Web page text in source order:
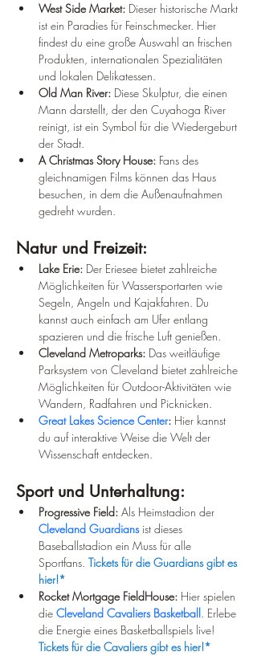
West Side Market: Dieser historische Markt
ist ein Paradies für Feinschmecker. Hier
findest du eine große Auswahl an frischen
Produkten, internationalen Spezialitäten
und lokalen Delikatessen.
Old Man River: Diese Skulptur, die einen
Mann darstellt, der den Cuyahoga River
reinigt, ist ein Symbol für die Wiedergeburt
der Stadt.
A Christmas Story House: Fans des
gleichnamigen Films können das Haus
besuchen, in dem die Außenaufnahmen
gedreht wurden.
Natur und Freizeit:
Lake Erie: Der Eriesee bietet zahlreiche
Möglichkeiten für Wassersportarten wie
Segeln, Angeln und Kajakfahren. Du
kannst auch einfach am Ufer entlang
spazieren und die frische Luft genießen.
Cleveland Metroparks: Das weitläufige
Parksystem von Cleveland bietet zahlreiche
Möglichkeiten für Outdoor-Aktivitäten wie
Wandern, Radfahren und Picknicken.
Great Lakes Science Center: Hier kannst
du auf interaktive Weise die Welt der
Wissenschaft entdecken.
Sport und Unterhaltung:
Progressive Field: Als Heimstadion der
Cleveland Guardians ist dieses
Baseballstadion ein Muss für alle
Sportfans. Tickets für die Guardians gibt es
hier!*
Rocket Mortgage FieldHouse: Hier spielen
die Cleveland Cavaliers Basketball . Erlebe
die Energie eines Basketballspiels live!
Tickets für die Cavaliers gibt es hier!*